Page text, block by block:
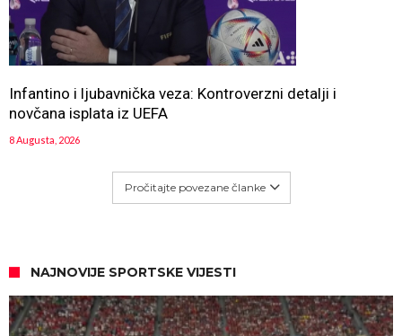
Infantino i ljubavnička veza: Kontroverzni detalji i
novčana isplata iz UEFA
8 Augusta, 2026
Pročitajte povezane članke
NAJNOVIJE SPORTSKE VIJESTI